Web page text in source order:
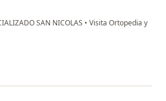
SAN NICOLAS • Visita Ortopedia y